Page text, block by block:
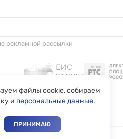
рекламной рассылки
файлы cookie, собираем
и персональные данные.
ПРИНИМАЮ